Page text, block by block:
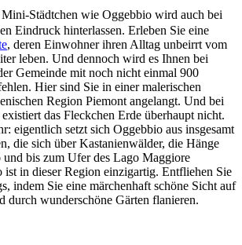
Städtchen wie Oggebbio wird auch bei
Eindruck hinterlassen. Erleben Sie eine
, deren Einwohner ihren Alltag unbeirrt vom
leben. Und dennoch wird es Ihnen bei
Gemeinde mit noch nicht einmal 900
Hier sind Sie in einer malerischen
Region Piemont angelangt. Und bei
das Fleckchen Erde überhaupt nicht.
eigentlich setzt sich Oggebbio aus insgesamt
die sich über Kastanienwälder, die Hänge
bis zum Ufer des Lago Maggiore
ist in dieser Region einzigartig. Entfliehen Sie
indem Sie eine märchenhaft schöne Sicht auf
durch wunderschöne Gärten flanieren.